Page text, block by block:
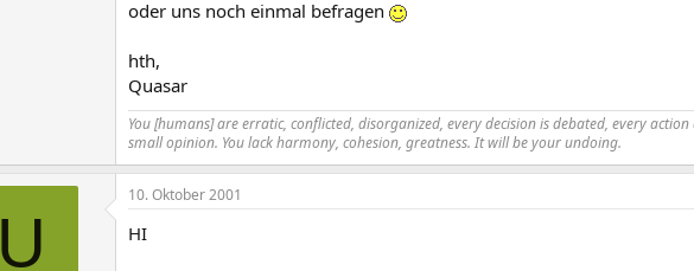
oder uns noch einmal befragen
hth,
Quasar
You [humans] are erratic, conflicted, disorganized, every decision is debated, every
small opinion. You lack harmony, cohesion, greatness. It will be your undoing.
U
10. Oktober 2001
HI